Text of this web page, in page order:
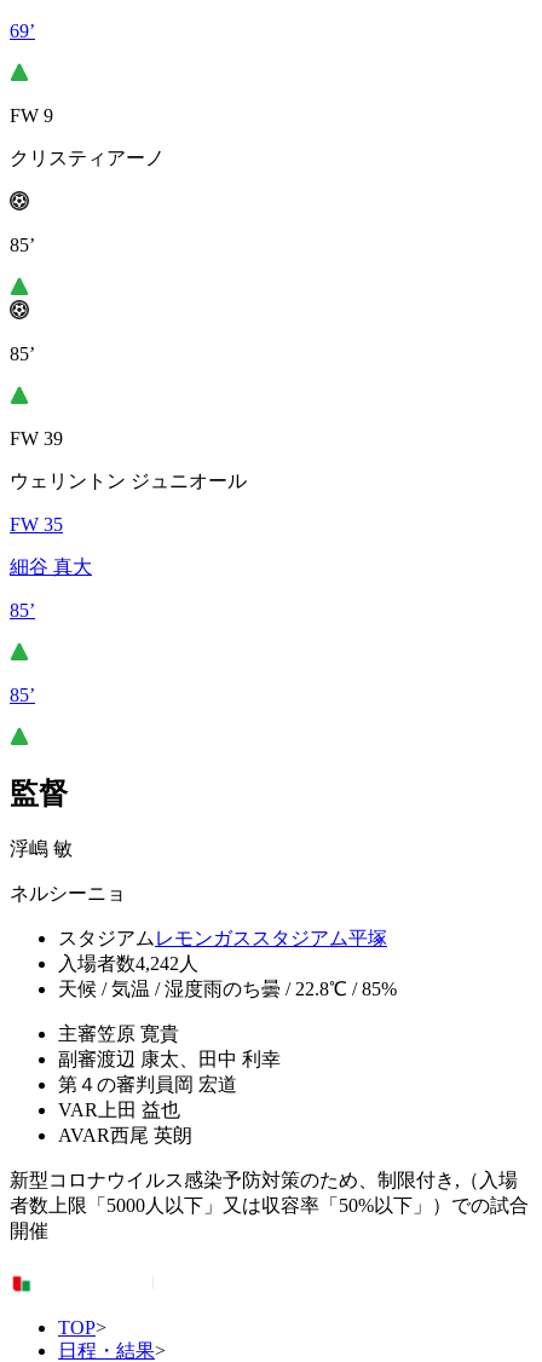
69’
FW 9
クリスティアーノ
85’
85’
FW 39
ウェリントン ジュニオール
FW 35
細谷 真大
85’
85’
監督
浮嶋 敏
ネルシーニョ
スタジアム レモンガススタジアム平塚
入場者数4,242人
天候 / 気温 / 湿度雨のち曇 / 22.8℃ / 85%
主審笠原 寛貴
副審渡辺 康太、田中 利幸
第４の審判員 岡 宏道
VAR 上田 益也
AVAR西尾 英朗
新型コロナウイルス感染予防対策のため、制限付き,（入場
者数上限「5000人以下」又は収容率「50%以下」）での試合
開催
TOP>
日程・結果>